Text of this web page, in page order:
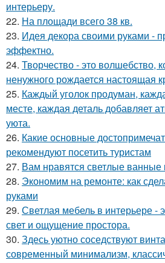
интерьеру.
22. На площади всего 38 кв.
23. Идея декора своими руками -
эффектно.
24. Творчество - это волшебство,
ненужного рождается настоящая
25. Каждый уголок продуман,
месте, каждая деталь добавляет
уюта.
26. Какие основные
рекомендуют посетить туристам
27. Вам нравятся светлые ванные
28. Экономим на ремонте: как
руками
29. Светлая мебель в интерьере -
свет и ощущение простора.
30. Здесь уютно соседствуют
современный минимализм,